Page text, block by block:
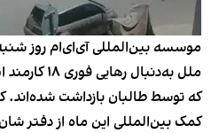
موسسه بین‌المللی آی‌ای‌ام روز
ملل
که توسط طالبان بازداشت
کمک بین‌المللی این ماه از دفتر